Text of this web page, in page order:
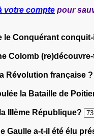
votre compte pour
le Conquérant
Colomb
Révolution française ?
la Bataille de
IIIème République?
Gaulle a-t-il été élu